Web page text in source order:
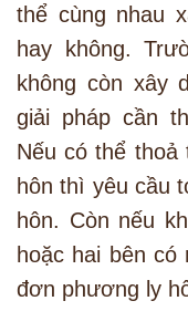
thể cùng nhau
hay không.
không còn xây
giải pháp cần
Nếu có thể thoả
hôn thì yêu cầu
hôn. Còn nếu
hoặc hai bên
đơn phương ly